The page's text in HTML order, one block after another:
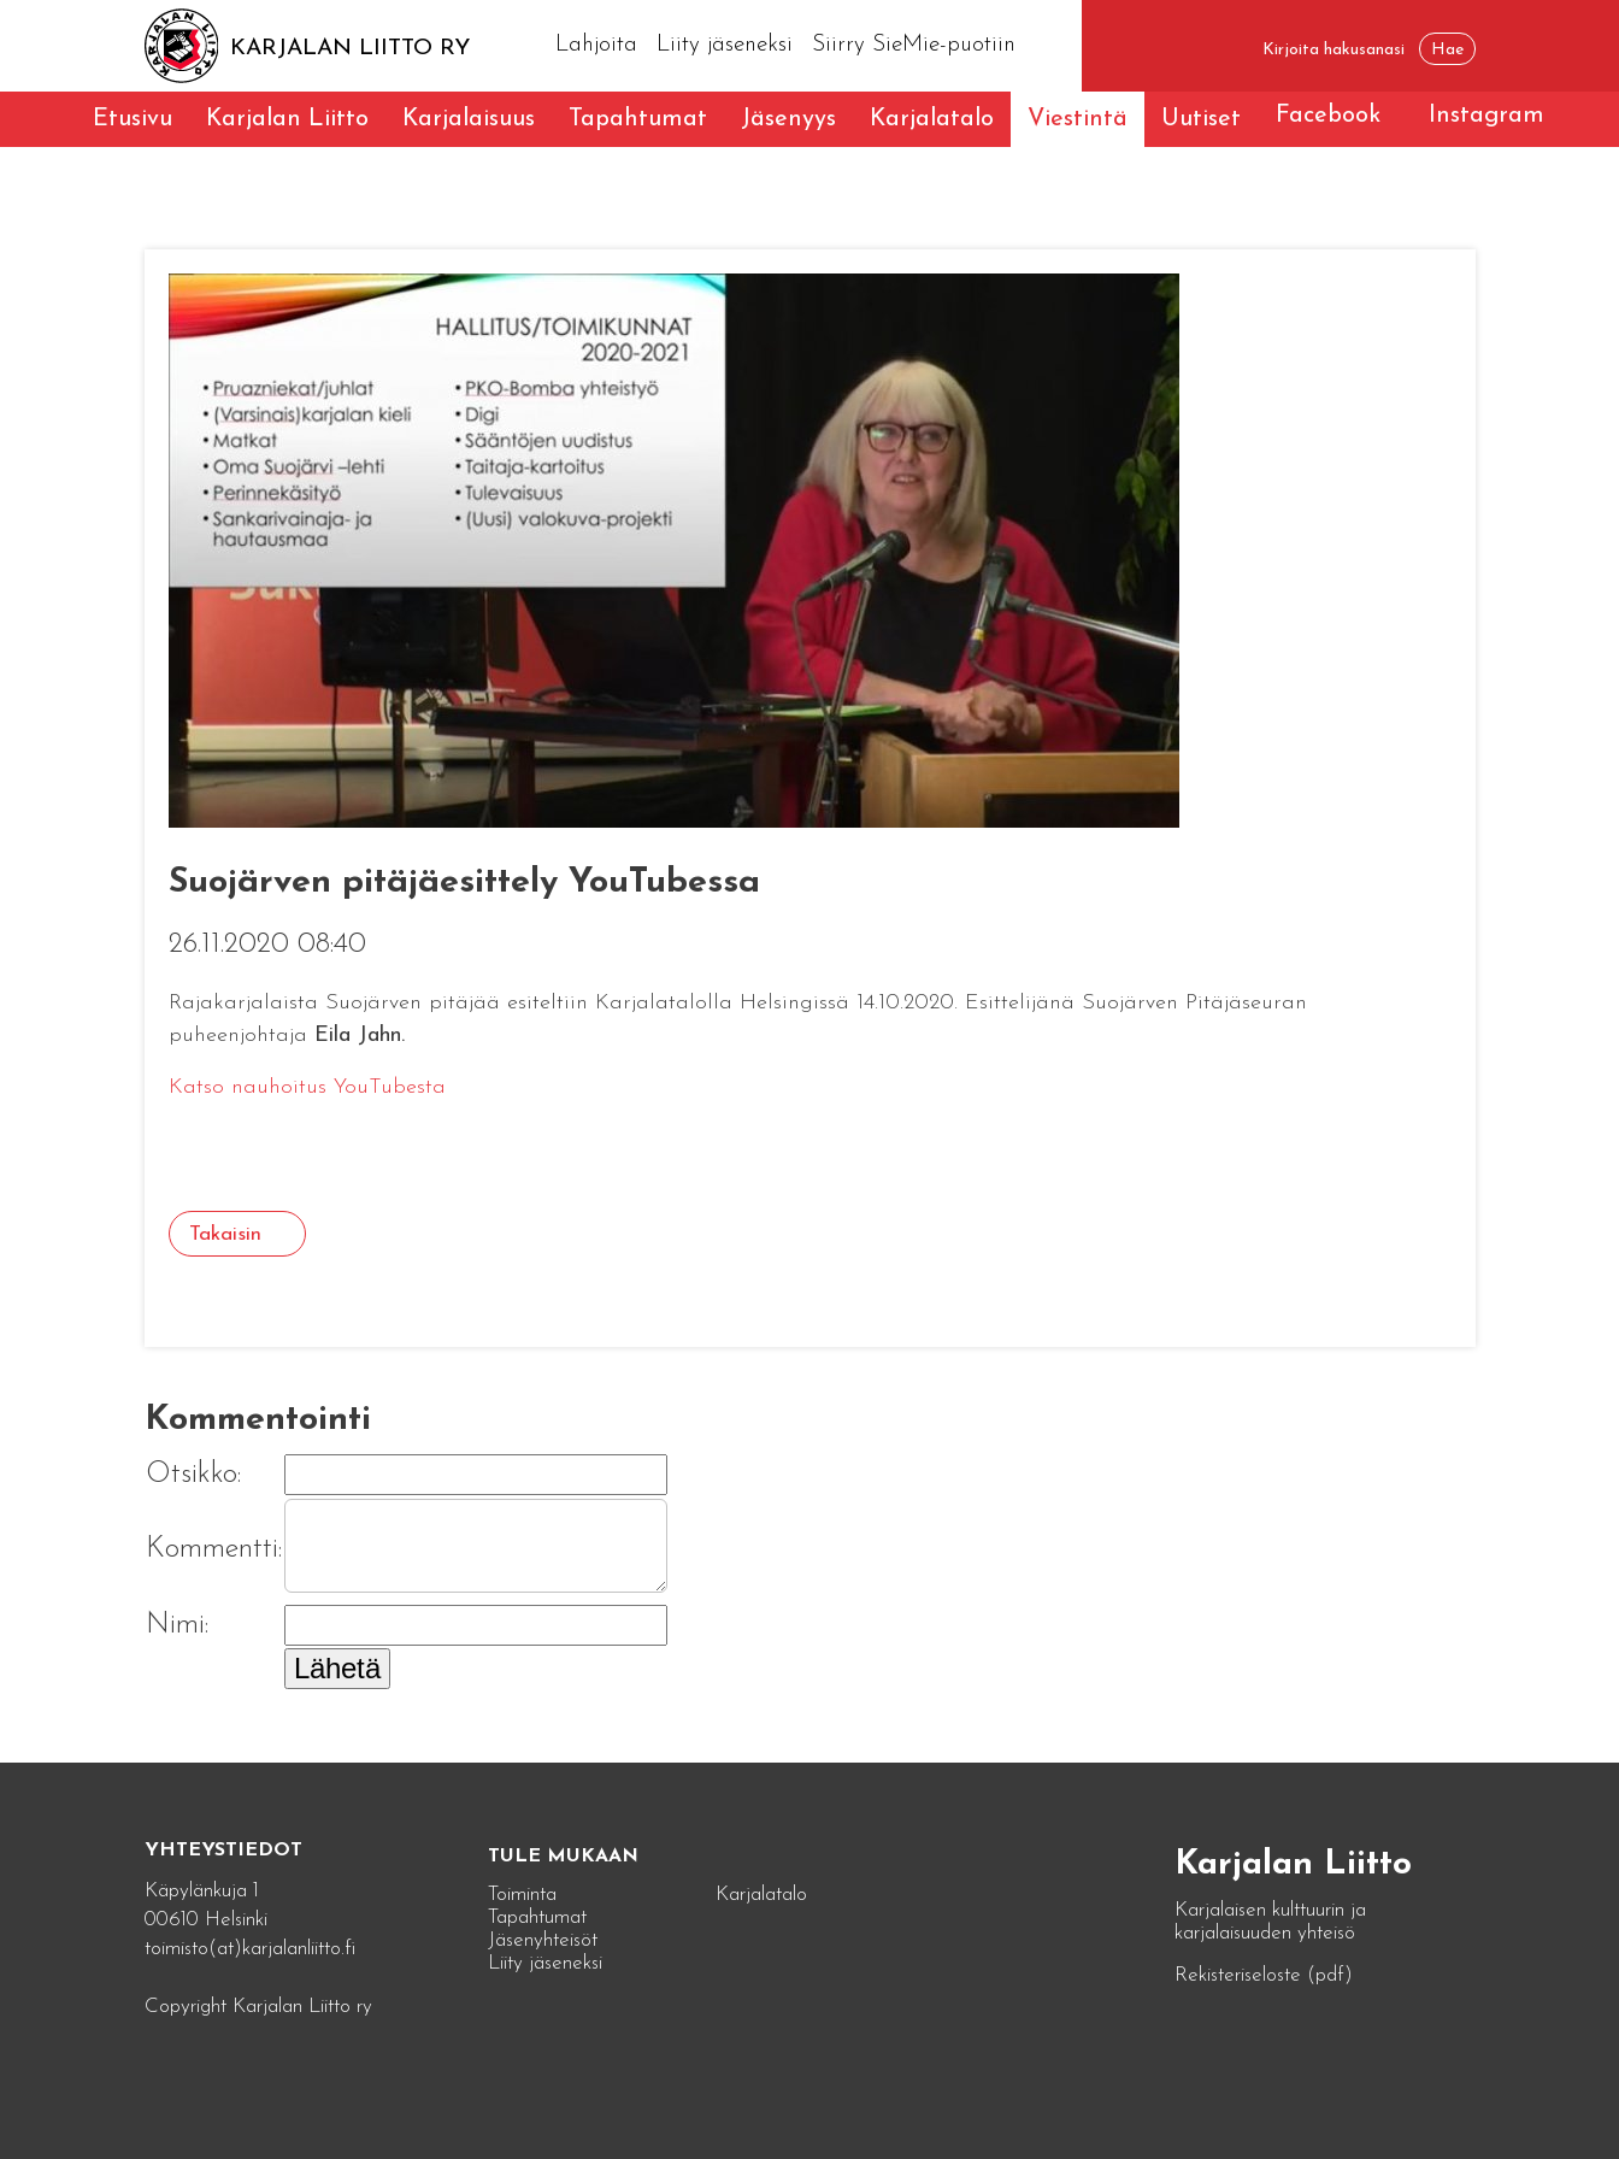
KARJALAN LIITTO RY Lahjoita Liity jäseneksi Siirry SieMie-puotiin
Etusivu Karjalan Liitto Karjalaisuus Tapahtumat Jäsenyys Karjalatalo Viestintä Uutiset Facebook Instagram
Suojärven pitäjäesittely YouTubessa
26.11.2020 08:40
Rajakarjalaista Suojärven pitäjää esiteltiin Karjalatalolla Helsingissä 14.10.2020. Esittelijänä Suojärven Pitäjäseuran
puheenjohtaja Eila Jahn.
Katso nauhoitus YouTubesta
Takaisin
Kommentointi
Otsikko:
Kommentti:
Nimi:
Lähetä
YHTEYSTIEDOT
Käpylänkuja 1
00610 Helsinki
toimisto(at)karjalanliitto.fi
Copyright Karjalan Liitto ry
TULE MUKAAN
Toiminta
Tapahtumat
Jäsenyhteisöt
Liity jäseneksi
Karjalatalo
Karjalan Liitto
Karjalaisen kulttuurin ja
karjalaisuuden yhteisö
Rekisteriseloste (pdf)